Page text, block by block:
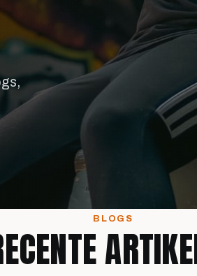
BLOGS